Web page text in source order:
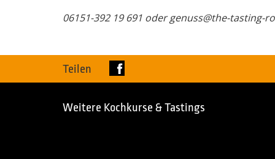
06151-392 19 691 oder genuss@the-tasting-
Teilen
Weitere Kochkurse & Tastings